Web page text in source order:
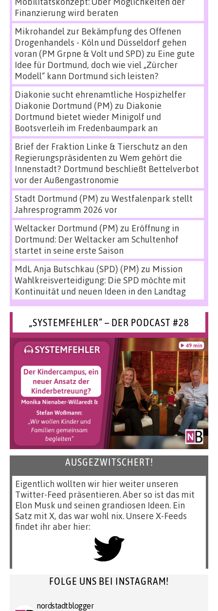
Finanzierung wird beraten
Mikrohandel zur Bekämpfung des Offenen
Drogenhandels - Köln und Düsseldorf gehen
voran (PM Grpne & Volt und SPD) zu Eine gute
Idee für Dortmund, doch wie viel „Zürcher
Modell“ kann Dortmund sich leisten?
Diakonie sucht ehrenamtliche Hospizhelfer
Diakonie Dortmund (PM) zu Diakonie
Dortmund bietet wieder Minigolf und
Bootsverleih im Fredenbaumpark an
Brief der Fraktion Linke & Tierschutz an den
Regierungspräsidenten zu Wem gehört die
Innenstadt? Dortmund beschließt Bettelverbot
vor der Außengastronomie
Stadt Dortmund (PM) zu Westfalenpark stellt
Jahresprogramm 2026 vor
Weltacker Dortmund (PM) zu Eröffnung in
Dortmund: Der Weltacker am Schultenhof
startet in seine erste Saison
MdL Anja Butschkau (SPD) (PM) zu Mission
Wahlkreisverteidigung: Die SPD möchte mit
Kontinuität und neuen Ideen in den Landtag
„SYSTEMFEHLER“ – DER PODCAST #28
AUSGEZWITSCHERT!
Eigentlich wollten wir hier weiter unseren
Twitter-Feed präsentieren. Aber so ist das mit
Elon Musk und seinen grandiosen Ideen. Ein
Satz mit X, das war wohl nix. Unsere X-Feeds
findet ihr aber hier:
FOLGE UNS BEI INSTAGRAM!
nordstadtblogger